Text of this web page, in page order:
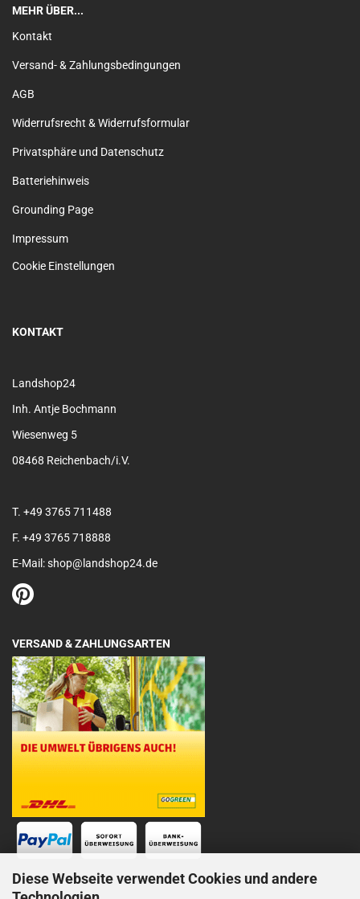
Diese Webseite verwendet Cookies und andere
MEHR ÜBER...
Kontakt
Versand- & Zahlungsbedingungen
AGB
Widerrufsrecht & Widerrufsformular
Privatsphäre und Datenschutz
Batteriehinweis
Grounding Page
Impressum
Cookie Einstellungen
KONTAKT
Landshop24
Inh. Antje Bochmann
Wiesenweg 5
08468 Reichenbach/i.V.
T. +49 3765 711488
F. +49 3765 718888
E-Mail: shop@landshop24.de
VERSAND & ZAHLUNGSARTEN